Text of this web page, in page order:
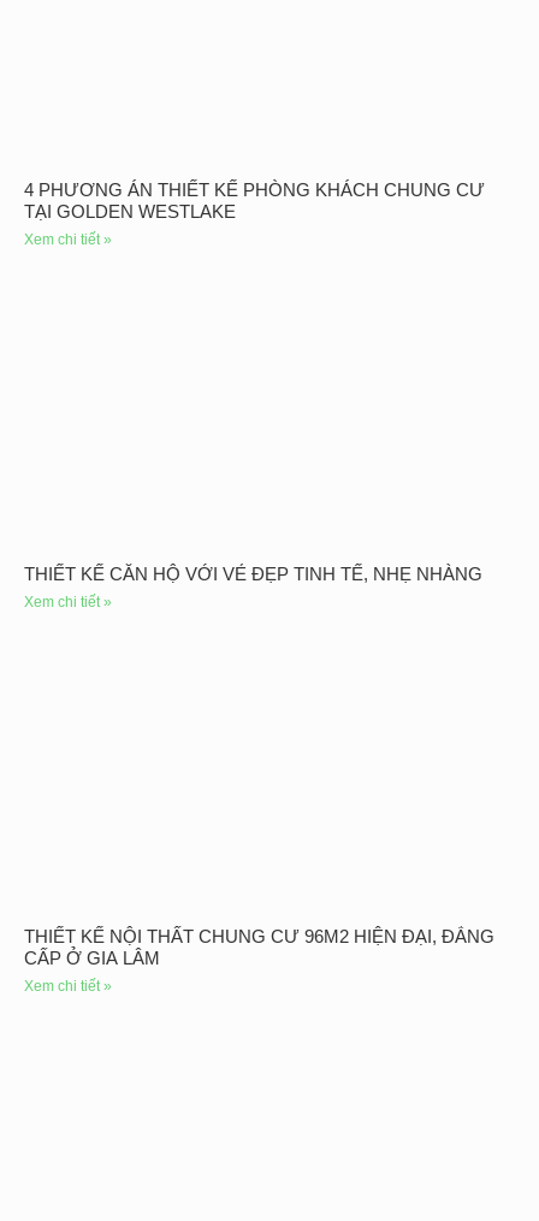
4 PHƯƠNG ÁN THIẾT KẾ PHÒNG KHÁCH CHUNG CƯ
TẠI GOLDEN WESTLAKE
Xem chi tiết »
THIẾT KẾ CĂN HỘ VỚI VẺ ĐẸP TINH TẾ, NHẸ NHÀNG
Xem chi tiết »
THIẾT KẾ NỘI THẤT CHUNG CƯ 96M2 HIỆN ĐẠI, ĐẲNG
CẤP Ở GIA LÂM
Xem chi tiết »